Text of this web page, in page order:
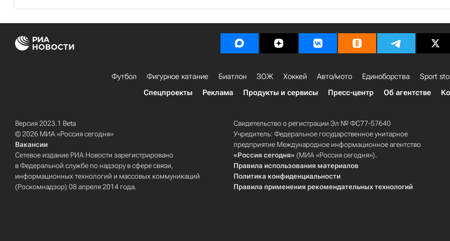
Футбол Фигурное катание Биатлон ЗОЖ Хоккей Авто/мото Единоборства Sport
Спецпроекты
Реклама Продукты и сервисы Пресс-центр Об агентстве
Версия 2023.1 Beta
© 2026 МИА «Россия сегодня»
Вакансии
Сетевое издание РИА Новости зарегистрировано
в Федеральной службе по надзору в сфере связи,
информационных технологий и массовых коммуникаций
(Роскомнадзор) 08 апреля 2014 года.
Свидетельство о регистрации Эл № ФС77-57640
Учредитель: Федеральное государственное унитарное
предприятие Международное информационное агентство
«Россия сегодня» (МИА «Россия сегодня»).
Правила использования материалов
Политика конфиденциальности
Правила применения рекомендательных технологий